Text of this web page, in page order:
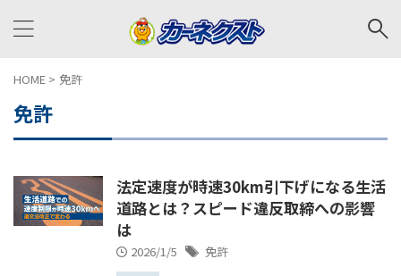
HOME > 免許
免許
法定速度が時速30km引下げになる生活
道路とは？スピード違反取締への影響
は
2026/1/5 免許